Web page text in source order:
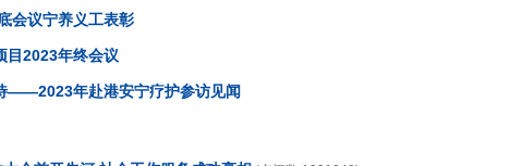
会议宁养义工表彰
2023年终会议
——2023年赴港安宁疗护参访见闻